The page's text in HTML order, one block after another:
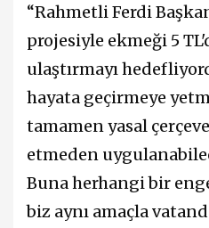
“Rahmetli Ferdi
projesiyle ekmeği 5
ulaştırmayı
hayata geçirmeye
tamamen yasal
etmeden
Buna herhangi bir
biz aynı amaçla